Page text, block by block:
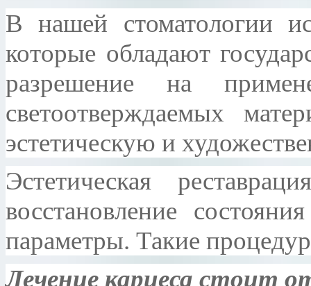
В нашей стоматологии
которые обладают
разрешение на
светоотверждаемых
эстетическую и
Эстетическая
восстановление
параметры. Такие
Лечение кариеса стоит